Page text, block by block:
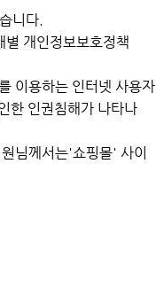
니다.
개인정보보호정책
이용하는 인터넷 사용자
한 인권침해가 나타나
님께서는'쇼핑몰' 사이